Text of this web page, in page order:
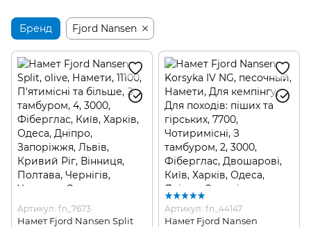
Бренд Fjord Nansen
Артикул: fn_7673
Намет Fjord Nansen Split
Артикул: fn_44147
Намет Fjord Nansen